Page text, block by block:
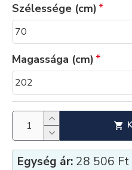
Szélessége (cm)
Magassága (cm)
Egység ár: 28 506 Ft